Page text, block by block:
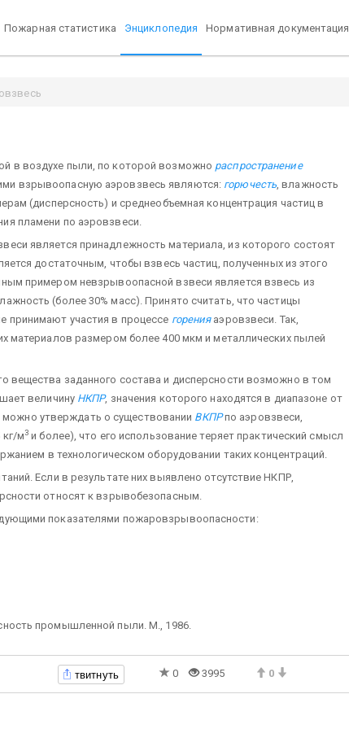
Пожарная статистика Энциклопедия Нормативная документация
в воздухе пыли, по которой возможно распространение
взрывоопасную аэровзвесь являются: горючесть , влажность
(дисперсность) и среднеобъемная концентрация частиц в
пламени по аэровзвеси.
является принадлежность материала, из которого состоят
достаточным, чтобы взвесь частиц, полученных из этого
примером невзрывоопасной взвеси является взвесь из
(более 30% масс). Принято считать, что частицы
участия в процессе горенияаэровзвеси. Так,
материалов размером более 400 мкм и металлических пылей
вещества заданного состава и дисперсности возможно в том
величину НКПР, значения которого находятся в диапазоне от
можно утверждать о существовании ВКПРпо аэровзвеси,
кг/м3 и более), что его использование теряет практический смысл
в технологическом оборудовании таких концентраций.
Если в результате них выявлено отсутствие НКПР,
относят к взрывобезопасным.
показателями пожаровзрывоопасности:
промышленной пыли. М., 1986.
твитнуть 0 3995 0